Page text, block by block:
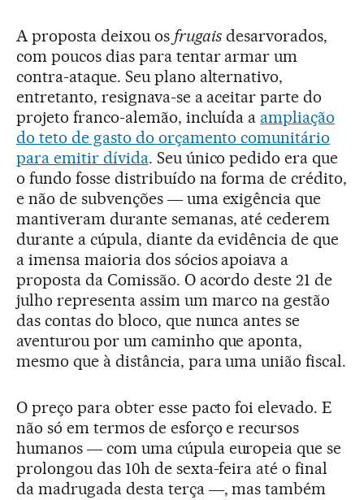
A proposta deixou os frugais desarvorados,
com poucos dias para tentar armar um
contra-ataque. Seu plano alternativo,
entretanto, resignava-se a aceitar parte do
projeto franco-alemão, incluída a ampliação
do teto de gasto do orçamento comunitário
para emitir dívida. Seu único pedido era que
o fundo fosse distribuído na forma de crédito,
e não de subvenções ― uma exigência que
mantiveram durante semanas, até cederem
durante a cúpula, diante da evidência de que
a imensa maioria dos sócios apoiava a
proposta da Comissão. O acordo deste 21 de
julho representa assim um marco na gestão
das contas do bloco, que nunca antes se
aventurou por um caminho que aponta,
mesmo que à distância, para uma união fiscal.
O preço para obter esse pacto foi elevado. E
não só em termos de esforço e recursos
humanos ― com uma cúpula europeia que se
prolongou das 10h de sexta-feira até o final
da madrugada desta terça ―, mas também